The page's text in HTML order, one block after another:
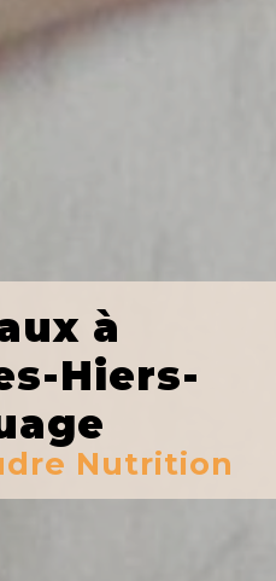
à
Hiers-
Nutrition